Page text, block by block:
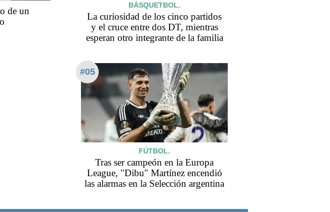
de un
BÁSQUETBOL.
La curiosidad de los cinco partidos
y el cruce entre dos DT, mientras
esperan otro integrante de la familia
#05
FÚTBOL.
Tras ser campeón en la Europa
League, "Dibu" Martínez encendió
las alarmas en la Selección argentina